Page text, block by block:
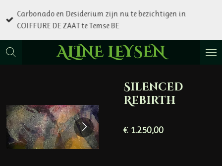
direct
de
hoofdinhoud
ALINE LEYSEN
Carbonado en Desiderium zijn nu te bezichtigen in
COIFFURE DE ZAAT te Temse BE
Silenced
Rebirth
€ 1.250,00